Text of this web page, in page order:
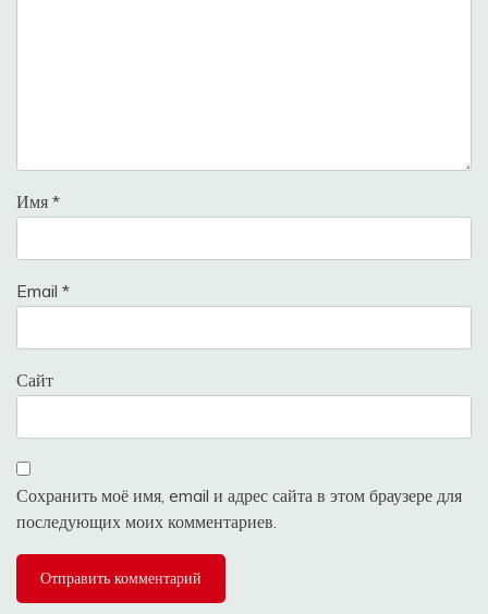
Имя *
Email *
Сайт
Сохранить моё имя, email и адрес сайта в этом браузере для
последующих моих комментариев.